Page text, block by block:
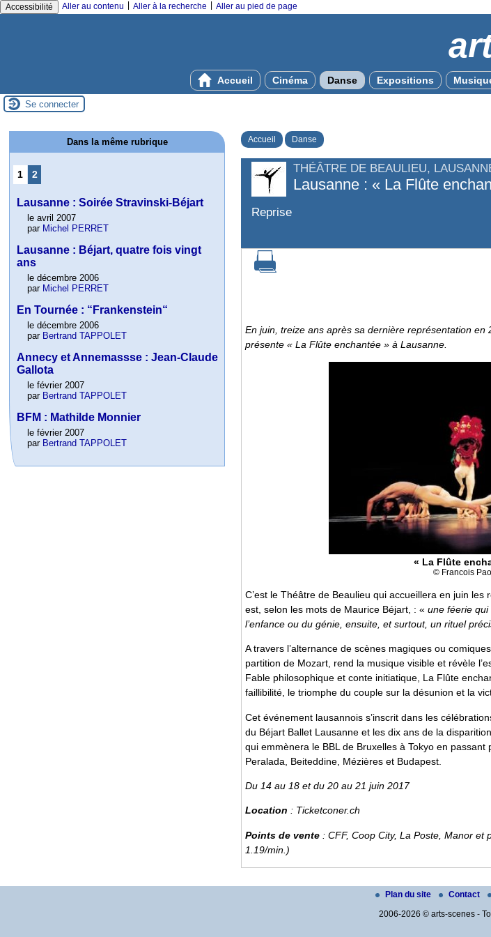
Accessibilité Aller au contenu Aller à la recherche Aller au pied de page
Accueil Cinéma Danse Expositions
Se connecter
Accueil Danse
THÉÂTRE DE BEAULIEU,
Lausanne : « La Flûte
Reprise
En juin, treize ans après sa dernière représentation en
présente « La Flûte enchantée » à Lausanne.
« La Flûte
© Francois
C’est le Théâtre de Beaulieu qui accueillera en juin
est, selon les mots de Maurice Béjart, : « une féerie
l’enfance ou du génie, ensuite, et surtout, un rituel
A travers l’alternance de scènes magiques ou
partition de Mozart, rend la musique visible et révèle
Fable philosophique et conte initiatique, La Flûte
faillibilité, le triomphe du couple sur la désunion et la
Cet événement lausannois s’inscrit dans les
du Béjart Ballet Lausanne et les dix ans de la
qui emmènera le BBL de Bruxelles à Tokyo en passant
Peralada, Beiteddine, Mézières et Budapest.
Du 14 au 18 et du 20 au 21 juin 2017
Location : Ticketconer.ch
Points de vente : CFF, Coop City, La Poste, Manor
1.19/min.)
Dans la même rubrique
1 2
Lausanne : Soirée Stravinski-Béjart
le avril 2007
par Michel PERRET
Lausanne : Béjart, quatre fois vingt
ans
le décembre 2006
par Michel PERRET
En Tournée : “Frankenstein“
le décembre 2006
par Bertrand TAPPOLET
Annecy et Annemassse : Jean-Claude
Gallota
le février 2007
par Bertrand TAPPOLET
BFM : Mathilde Monnier
le février 2007
par Bertrand TAPPOLET
Plan du site Contact
2006-2026 © arts-scenes -